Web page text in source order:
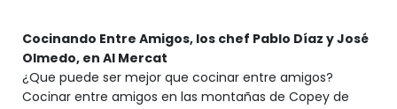
Cocinando Entre Amigos, los chef Pablo Díaz y José
Olmedo, en Al Mercat
¿Que puede ser mejor que cocinar entre amigos?
Cocinar entre amigos en las montañas de Copey de